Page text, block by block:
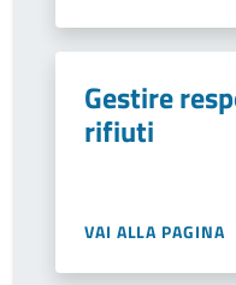
Gestire
rifiuti
VAI ALLA PAGINA